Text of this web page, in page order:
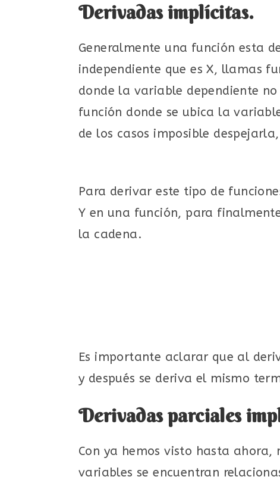
Derivadas implícitas.
Generalmente una función esta
independiente que es X, llamas
donde la variable dependiente
función donde se ubica la
de los casos imposible
Para derivar este tipo de
Y en una función, para
la cadena.
Es importante aclarar que al
y después se deriva el mismo
Derivadas parciales
Con ya hemos visto hasta ahora,
variables se encuentran